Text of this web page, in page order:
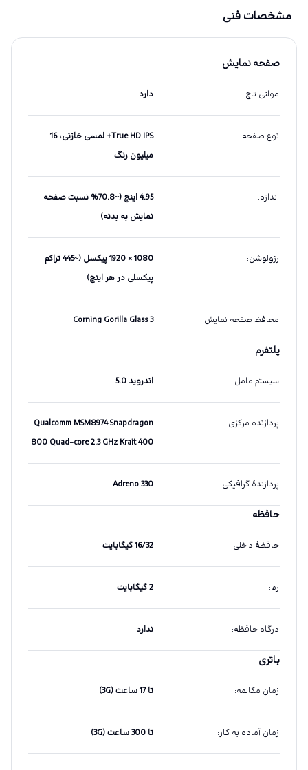
مشخصات فنی
صفحه نمایش
مولتی تاچ: دارد
نوع صفحه:
True HD IPS+ لمسی خازنی، 16
میلیون رنگ
اندازه:
4.95 اینچ (~70.8% نسبت صفحه
نمایش به بدنه)
رزولوشن:
1080 × 1920 پیکسل (~445 تراکم
پیکسلی در هر اینچ)
محافظ صفحه نمایش:
Corning Gorilla Glass 3
پلتفرم
سیستم عامل: اندروید 5.0
پردازنده مرکزی:
Qualcomm MSM8974 Snapdragon
800 Quad-core 2.3 GHz Krait 400
پردازندهٔ گرافیکی:
Adreno 330
حافظه
حافظهٔ داخلی: 16/32 گیگابایت
رم: 2 گیگابایت
درگاه حافظه: ندارد
باتری
زمان مکالمه: تا 17 ساعت (3G)
زمان آماده به کار: تا 300 ساعت (3G)